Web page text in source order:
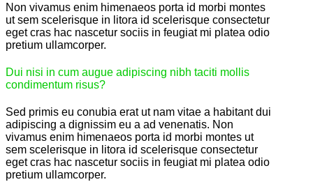
Non vivamus enim himenaeos porta id morbi montes
ut sem scelerisque in litora id scelerisque consectetur
eget cras hac nascetur sociis in feugiat mi platea odio
pretium ullamcorper.
Dui nisi in cum augue adipiscing nibh taciti mollis
condimentum risus?
Sed primis eu conubia erat ut nam vitae a habitant dui
adipiscing a dignissim eu a ad venenatis. Non
vivamus enim himenaeos porta id morbi montes ut
sem scelerisque in litora id scelerisque consectetur
eget cras hac nascetur sociis in feugiat mi platea odio
pretium ullamcorper.